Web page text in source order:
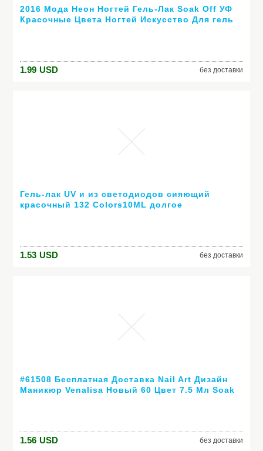
2016 Мода Неон Ногтей Гель-Лак Soak Off УФ
Красочные Цвета Ногтей Искусство Для гель
1.99 USD без доставки
Гель-лак UV и из светодиодов сияющий
красочный 132 Colors10ML долгое
1.53 USD без доставки
#61508 Бесплатная Доставка Nail Art Дизайн
Маникюр Venalisa Новый 60 Цвет 7.5 Мл Soak
1.56 USD без доставки